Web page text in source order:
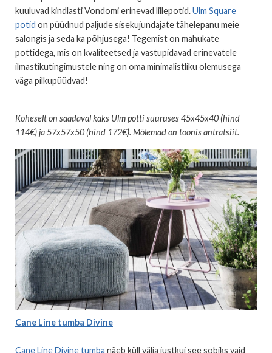
kuuluvad kindlasti Vondomi erinevad lillepotid.Ulm Square
potid on püüdnud paljude sisekujundajate tähelepanu meie
salongis ja seda ka põhjusega! Tegemist on mahukate
pottidega, mis on kvaliteetsed ja vastupidavad erinevatele
ilmastikutingimustele ning on oma minimalistliku olemusega
väga pilkupüüdvad!
Koheselt on saadaval kaks Ulm potti suuruses 45x45x40 (hind
114€) ja 57x57x50 (hind 172€). Mõlemad on toonis antratsiit.
Cane Line tumba Divine
Cane Line Divine tumba näeb küll välja justkui see sobiks vaid